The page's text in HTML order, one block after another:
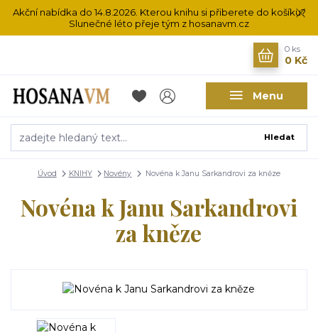
Akční nabídka do 14.8.2026. Kterou knihu si přiberete do košíku?
Slunečné léto přeje tým z hosanavm.cz
Menu
Hledat
0 ks
0 Kč
Úvod KNIHY Novény Novéna k Janu Sarkandrovi za kněze
Novéna k Janu Sarkandrovi
za kněze